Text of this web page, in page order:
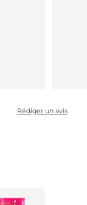
Rédiger un avis